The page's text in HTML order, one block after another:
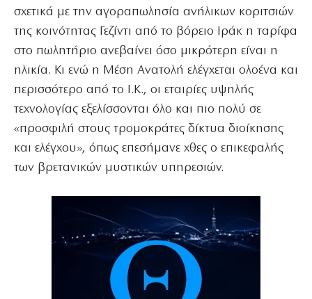
σχετικά με την αγοραπωλησία ανήλικων κοριτσιών
της κοινότητας Γεζίντι από το βόρειο Ιράκ η ταρίφα
στο πωλητήριο ανεβαίνει όσο μικρότερη είναι η
ηλικία. Κι ενώ η Μέση Ανατολή ελέγχεται ολοένα και
περισσότερο από το Ι.Κ., οι εταιρίες υψηλής
τεχνολογίας εξελίσσονται όλο και πιο πολύ σε
«προσφιλή στους τρομοκράτες δίκτυα διοίκησης
και ελέγχου», όπως επεσήμανε χθες ο επικεφαλής
των βρετανικών μυστικών υπηρεσιών.